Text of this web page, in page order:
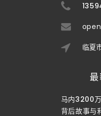
临夏
马内3200
背后故事与